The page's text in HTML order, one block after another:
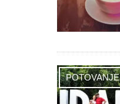
POTOVANJE